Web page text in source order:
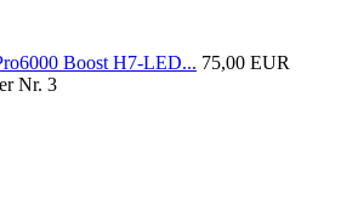
Boost H7-LED... 75,00 EUR
Nr. 3